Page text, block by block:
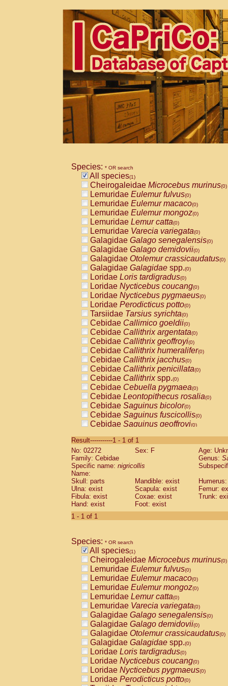
Species: * OR search
All species(1)
Cheirogaleidae Microcebus murinus(0)
Lemuridae Eulemur fulvus(0)
Lemuridae Eulemur macaco(0)
Lemuridae Eulemur mongoz(0)
Lemuridae Lemur catta(0)
Lemuridae Varecia variegata(0)
Galagidae Galago senegalensis(0)
Galagidae Galago demidovii(0)
Galagidae Otolemur crassicaudatus(0)
Galagidae Galagidae spp.(0)
Loridae Loris tardigradus(0)
Loridae Nycticebus coucang(0)
Loridae Nycticebus pygmaeus(0)
Loridae Perodicticus potto(0)
Tarsiidae Tarsius syrichta(0)
Cebidae Callimico goeldii(0)
Cebidae Callithrix argentata(0)
Cebidae Callithrix geoffroyi(0)
Cebidae Callithrix humeralifer(0)
Cebidae Callithrix jacchus(0)
Cebidae Callithrix penicillata(0)
Cebidae Callithrixspp.(0)
Cebidae Cebuella pygmaea(0)
Cebidae Leontopithecus rosalia(0)
Cebidae Saguinus bicolor(0)
Cebidae Saguinus fuscicollis(0)
Cebidae Saguinus geoffroyi(0)
CebidaeSaguinus labiatus(0)
Cebidae Saguinus leucopus (0)
Cebidae
CebidaeSaguinus mystax
Cebidae Saguinus nigricollis (1)
Cebidae Saguinus oedipus
Cebidae Saguinus weddelli
Cebidae Saguinusspp.
Cebidae
CebidaeCebus capucinus
CebidaeCebus nigrivittatus
CebidaeCebus spp.(0)
CebidaeSaimiri boliviensis(0)
CebidaeSaimiri sciureus(0)
AtelidaeAlouatta caraya(0)
AtelidaeAlouatta fusca(0)
AtelidaeAlouatta seniculus(0)
AtelidaeAlouattaspp.(0)
AtelidaeAteles belzebuth(0)
AtelidaeAteles geoffroyi(0)
AtelidaeAteles paniscus(0)
AtelidaeAtelesspp.(0)
AtelidaeLagothrix lagothricha(0)
AtelidaeLagothrix lagothricha cana
PitheciidaeCacajao calvus
Result-----------1 - 1 of 1
No: 02272
Sex: F
Age:
Family: Cebidae
Genus:
Specific name: nigricollis
Name:
Skull: parts
Mandible: exist
Ulna: exist
Scapula: exist
Femur:
Fibula: exist
Coxae: exist
Trunk:
Hand: exist
Foot: exist
1 - 1 of 1
Species: * OR search
All species(1)
Cheirogaleidae Microcebus murinus(0)
Lemuridae Eulemur fulvus(0)
Lemuridae Eulemur macaco(0)
Lemuridae Eulemur mongoz(0)
Lemuridae Lemur catta(0)
Lemuridae Varecia variegata(0)
Galagidae Galago senegalensis(0)
Galagidae Galago demidovii(0)
Galagidae Otolemur crassicaudatus(0)
Galagidae Galagidae spp.(0)
Loridae Loris tardigradus(0)
Loridae Nycticebus coucang(0)
Loridae Nycticebus pygmaeus(0)
Loridae Perodicticus potto(0)